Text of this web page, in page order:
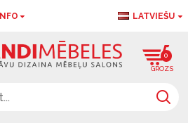
LATVIEŠU
0